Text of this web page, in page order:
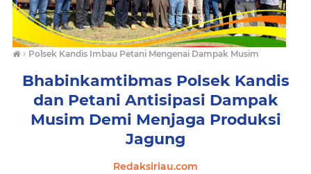
› Polsek Kandis Imbau Petani Mengenai Dampak Musim
Bhabinkamtibmas Polsek Kandis
dan Petani Antisipasi Dampak
Musim Demi Menjaga Produksi
Jagung
Redaksiriau.com